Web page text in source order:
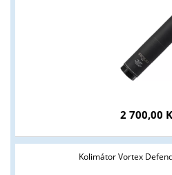
2 700,00
Kolimátor Vortex